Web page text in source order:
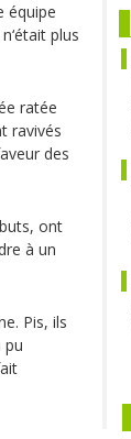
équipe
plus
ratée
ravivés
des
ont
à un
Pis, ils
pu